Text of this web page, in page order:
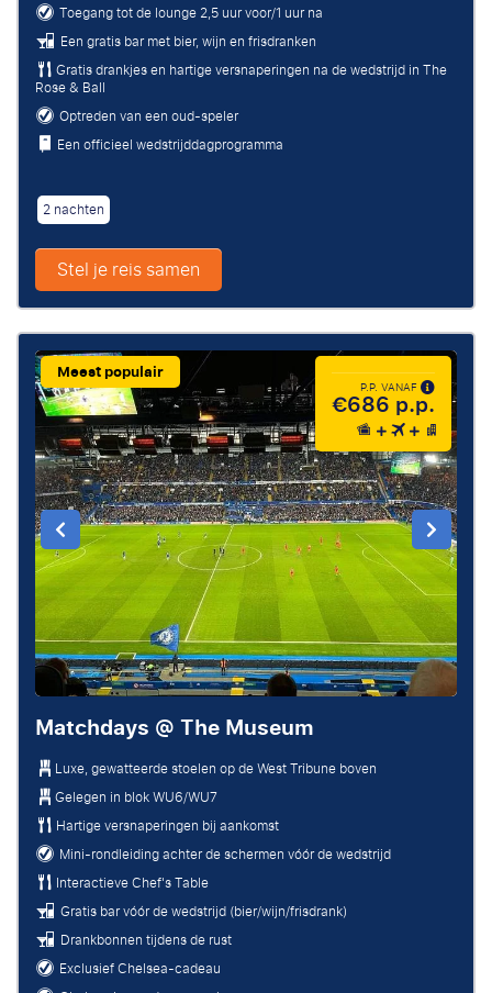
Toegang tot de lounge 2,5 uur voor/1 uur na
Een gratis bar met bier, wijn en frisdranken
Gratis drankjes en hartige versnaperingen na de wedstrijd in The
Rose & Ball
Optreden van een oud-speler
Een officieel wedstrijddagprogramma
2 nachten
Stel je reis samen
Meest populair
P.P. VANAF
€686 p.p.
Matchdays @ The Museum
Luxe, gewatteerde stoelen op de West Tribune boven
Gelegen in blok WU6/WU7
Hartige versnaperingen bij aankomst
Mini-rondleiding achter de schermen vóór de wedstrijd
Interactieve Chef's Table
Gratis bar vóór de wedstrijd (bier/wijn/frisdrank)
Drankbonnen tijdens de rust
Exclusief Chelsea-cadeau